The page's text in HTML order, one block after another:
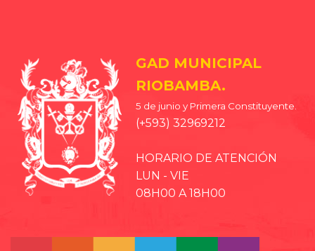
GAD MUNICIPAL
RIOBAMBA.
5 de junio y Primera Constituyente.
(+593) 32969212
HORARIO DE ATENCIÓN
LUN - VIE
08H00 A 18H00